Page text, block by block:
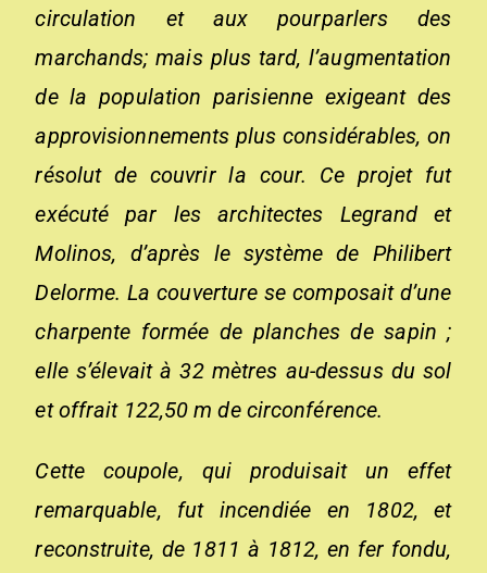
circulation et aux pourparlers des
marchands; mais plus tard, l’augmentation
de la population parisienne exigeant des
approvisionnements plus considérables, on
résolut de couvrir la cour. Ce projet fut
exécuté par les architectes Legrand et
Molinos, d’après le système de Philibert
Delorme. La couverture se composait d’une
charpente formée de planches de sapin ;
elle s’élevait à 32 mètres au-dessus du sol
et offrait 122,50 m de circonférence.
Cette coupole, qui produisait un effet
remarquable, fut incendiée en 1802, et
reconstruite, de 1811 à 1812, en fer fondu,